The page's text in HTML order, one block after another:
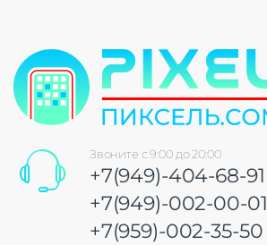
Звоните с 9:00 до 20:00
+7(949)-404-68-91
+7(949)-002-00-01
+7(959)-002-35-50